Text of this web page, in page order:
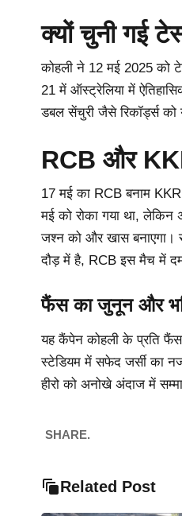
क्यों चुनी गई
कोहली ने 12 मई 2025 को
21 में ऑस्ट्रेलिया में
डबल सेंचुरी जैसे रिकॉर्ड्स को
RCB और
17 मई का RCB बनाम
मई को रोका गया था,
जश्न को और खास बनाएगा।
दौड़ में है, RCB इस मैच में
फैंस का जुनून और
यह कैंपेन कोहली के प्रति फैंस
स्टेडियम में सफेद जर्सी का
हीरो को अनोखे अंदाज में
SHARE.
Related Post